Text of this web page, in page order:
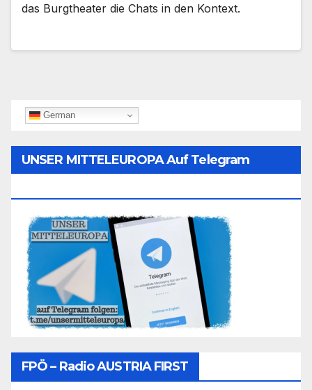
das Burgtheater die Chats in den Kontext.
German
UNSER MITTELEUROPA Auf Telegram
FPÖ – Radio AUSTRIA FIRST